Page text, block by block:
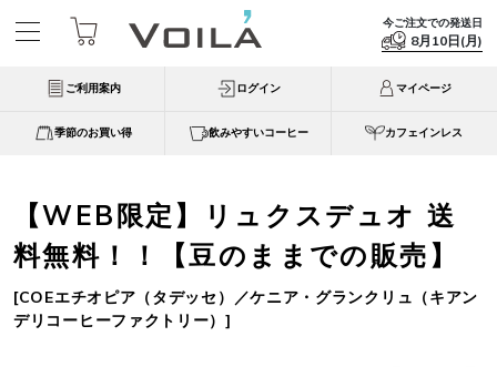
今ご注文での発送日
8月10日(月)
ご利用案内 ログイン マイページ
季節のお買い得 飲みやすいコーヒー カフェインレス
【WEB限定】リュクスデュオ 送
料無料！！【豆のままでの販売】
[COEエチオピア（タデッセ）／ケニア・グランクリュ（キアン
デリコーヒーファクトリー）]